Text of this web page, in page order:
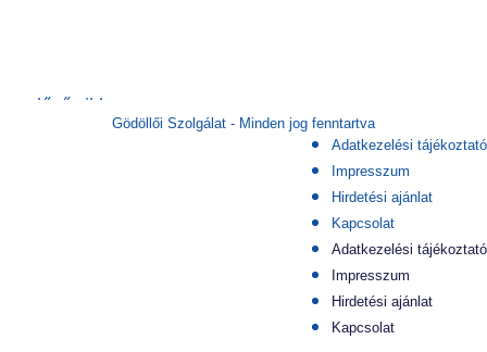
előző cikk
következő cikkGödöllői Szolgálat - Minden jog fenntartva
Adatkezelési tájékoztató
Impresszum
Hirdetési ajánlat
Kapcsolat
Adatkezelési tájékoztató
Impresszum
Hirdetési ajánlat
Kapcsolat